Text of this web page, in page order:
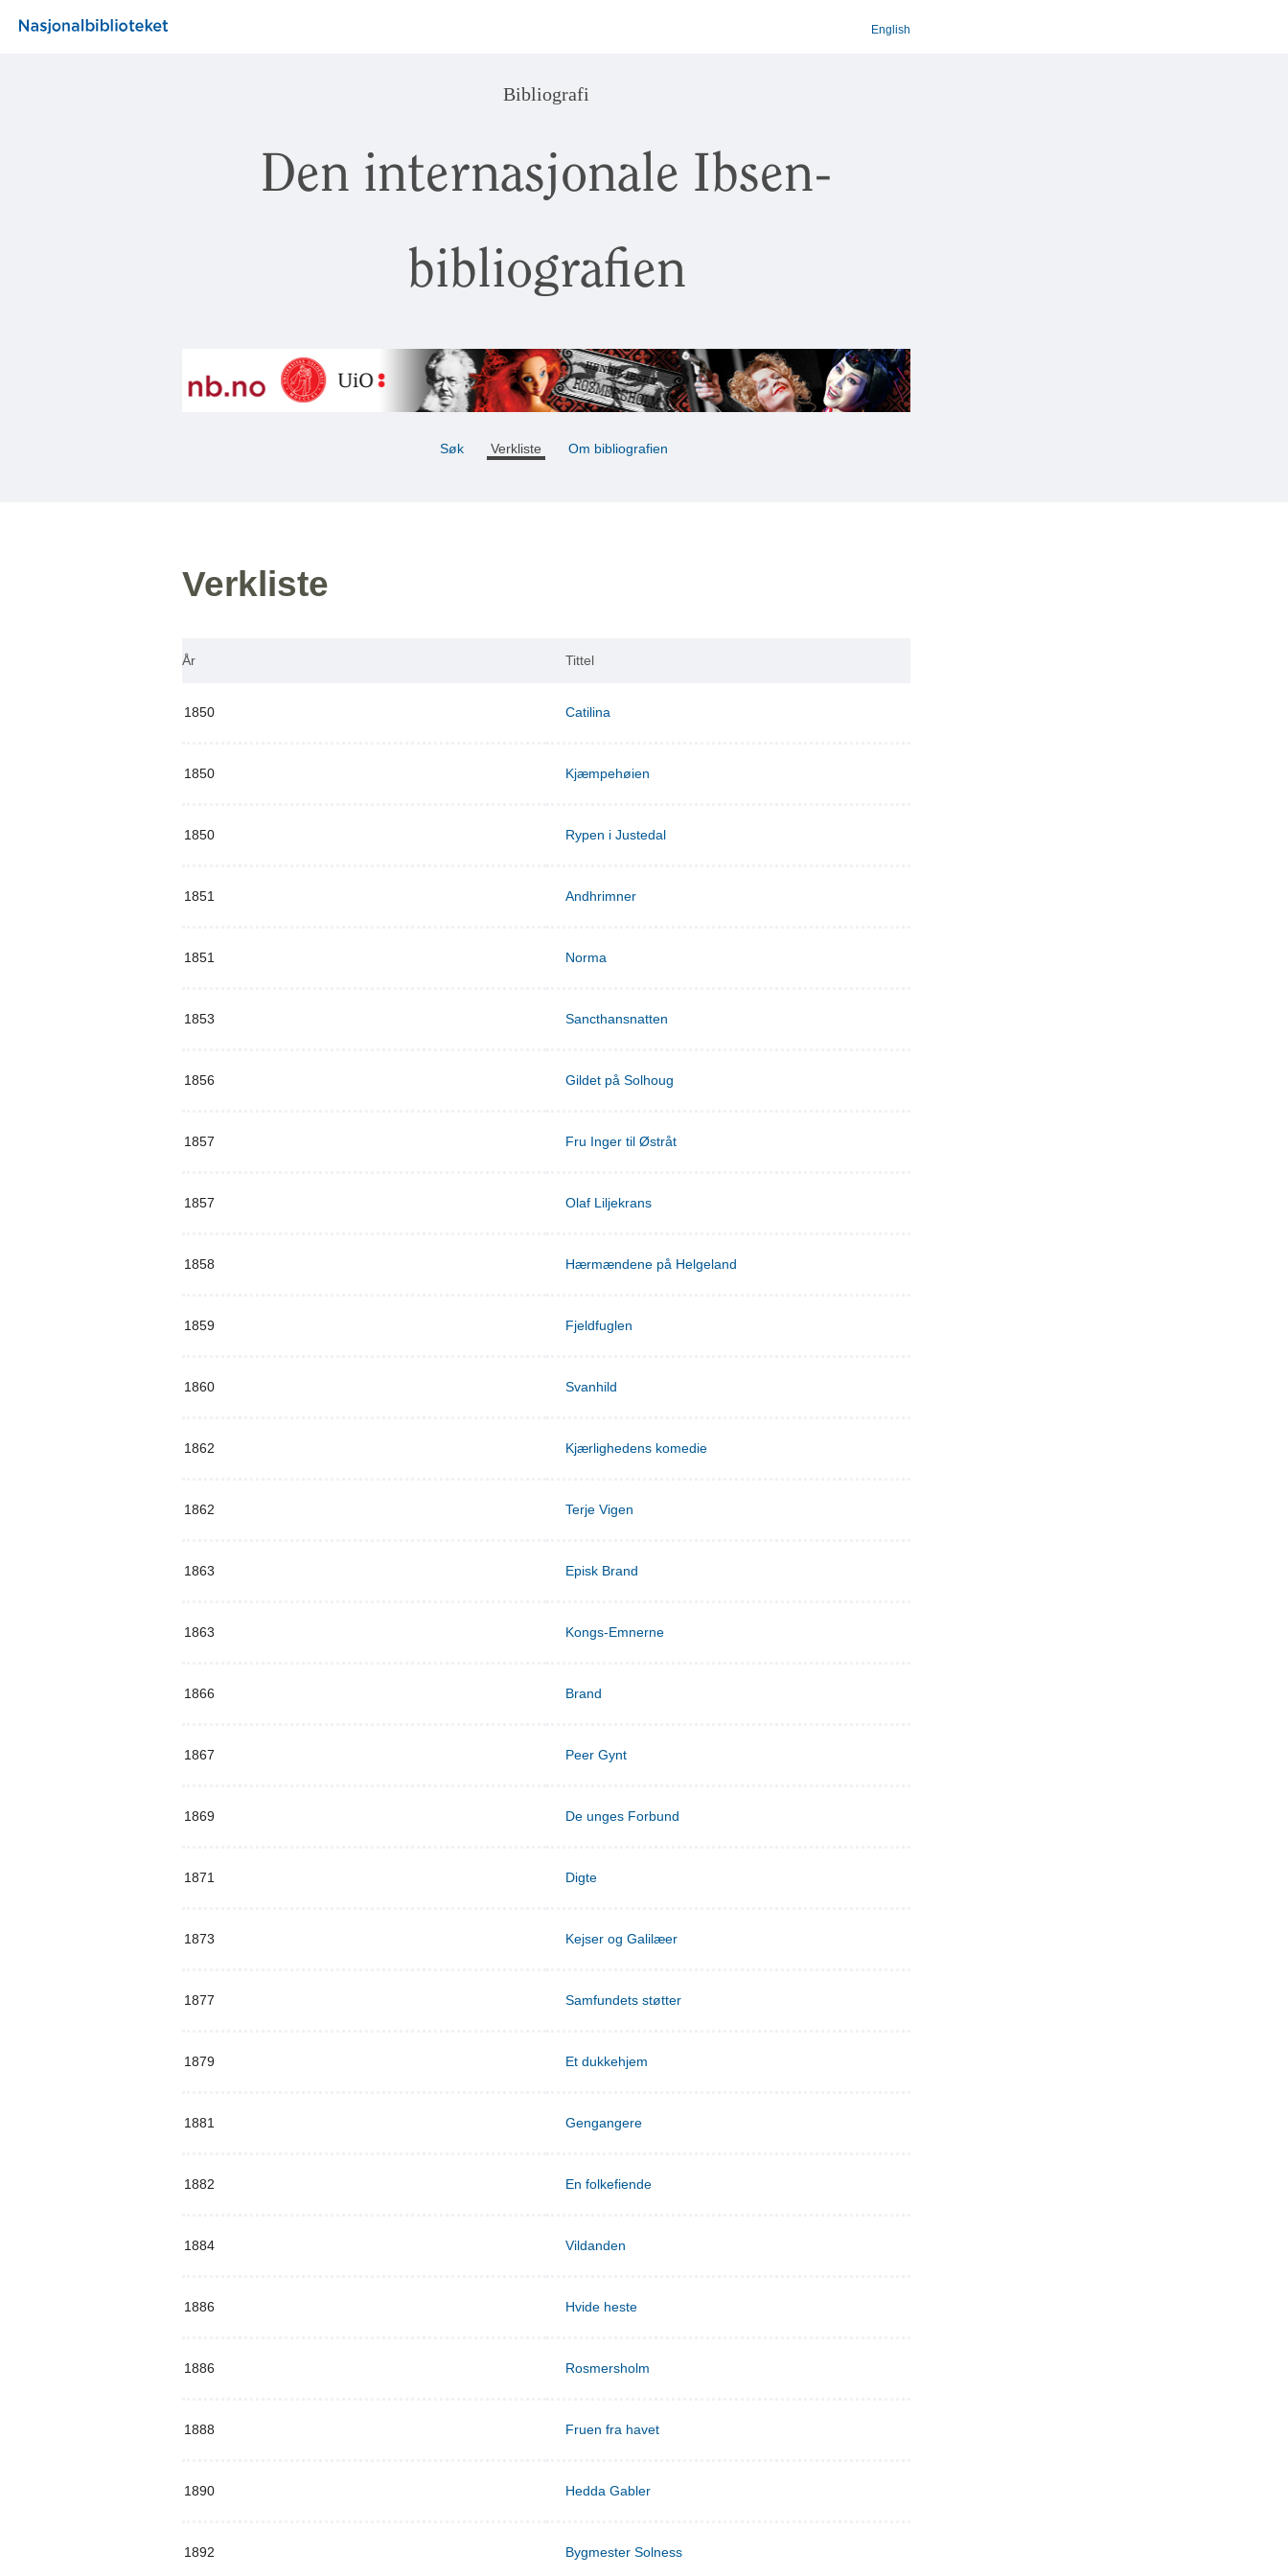
English
Bibliografi
Den internasjonale Ibsen-
bibliografien
Søk Verkliste Om bibliografien
Verkliste
År Tittel
1850 Catilina
1850 Kjæmpehøien
1850 Rypen i Justedal
1851 Andhrimner
1851 Norma
1853 Sancthansnatten
1856 Gildet på Solhoug
1857 Fru Inger til Østråt
1857 Olaf Liljekrans
1858 Hærmændene på Helgeland
1859 Fjeldfuglen
1860 Svanhild
1862 Kjærlighedens komedie
1862 Terje Vigen
1863 Episk Brand
1863 Kongs-Emnerne
1866 Brand
1867 Peer Gynt
1869 De unges Forbund
1871 Digte
1873 Kejser og Galilæer
1877 Samfundets støtter
1879 Et dukkehjem
1881 Gengangere
1882 En folkefiende
1884 Vildanden
1886 Hvide heste
1886 Rosmersholm
1888 Fruen fra havet
1890 Hedda Gabler
1892 Bygmester Solness